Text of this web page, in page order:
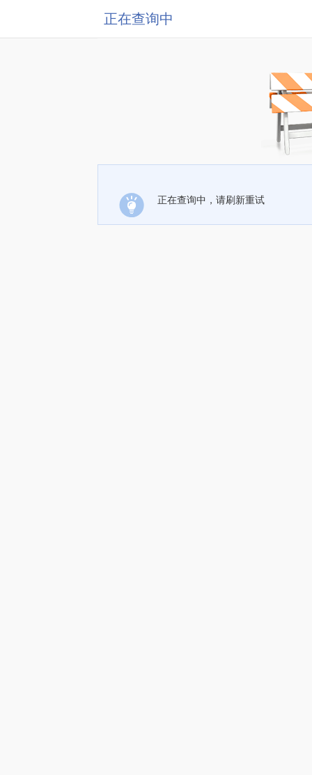
正在查询中
正在查询中，请刷新重试